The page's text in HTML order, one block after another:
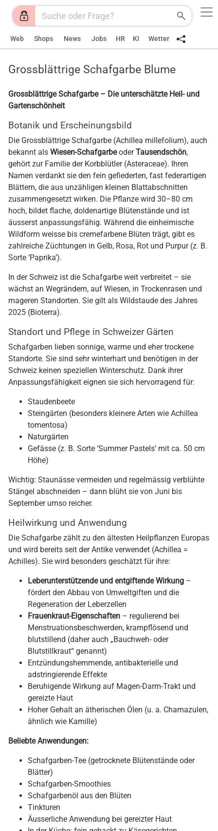
Web Shops News Jobs HR KI Wetter
Grossblättrige Schafgarbe Blume
Grossblättrige Schafgarbe – Die unterschätzte Heil- und
Gartenschönheit
Botanik und Erscheinungsbild
Die Grossblättrige Schafgarbe (Achillea millefolium), auch
bekannt als Wiesen-SchafgarbeoderTausendschön,
gehört zur Familie der Korbblütler (Asteraceae). Ihren
Namen verdankt sie den fein gefiederten, fast federartigen
Blättern, die aus unzähligen kleinen Blattabschnitten
zusammengesetzt wirken. Die Pflanze wird 30–80 cm
hoch, bildet flache, doldenartige Blütenstände und ist
äusserst anpassungsfähig. Während die einheimische
Wildform weisse bis cremefarbene Blüten trägt, gibt es
zahlreiche Züchtungen in Gelb, Rosa, Rot und Purpur (z. B.
Sorte ‘Paprika’).
In der Schweiz ist die Schafgarbe weit verbreitet – sie
wächst an Wegrändern, auf Wiesen, in Trockenrasen und
mageren Standorten. Sie gilt als Wildstaude des Jahres
2025 (Bioterra).
Standort und Pflege in Schweizer Gärten
Schafgarben lieben sonnige, warme und eher trockene
Standorte. Sie sind sehr winterhart und benötigen in der
Schweiz keinen speziellen Winterschutz. Dank ihrer
Anpassungsfähigkeit eignen sie sich hervorragend für:
Staudenbeete
Steingärten (besonders kleinere Arten wie Achillea
tomentosa)
Naturgärten
Gefässe (z. B. Sorte ‘Summer Pastels’ mit ca. 50 cm
Höhe)
Wichtig: Staunässe vermeiden und regelmässig verblühte
Stängel abschneiden – dann blüht sie von Juni bis
September umso reicher.
Heilwirkung und Anwendung
Die Schafgarbe zählt zu den ältesten Heilpflanzen Europas
und wird bereits seit der Antike verwendet (Achillea =
Achilles). Sie wird besonders geschätzt für ihre:
Leberunterstützende und entgiftende Wirkung –
fördert den Abbau von Umweltgiften und die
Regeneration der Leberzellen
Frauenkraut-Eigenschaften – regulierend bei
Menstruationsbeschwerden, krampflösend und
blutstillend (daher auch „Bauchweh- oder
Blutstillkraut“ genannt)
Entzündungshemmende, antibakterielle und
adstringierende Effekte
Beruhigende Wirkung auf Magen-Darm-Trakt und
gereizte Haut
Hoher Gehalt an ätherischen Ölen (u. a. Chamazulen,
ähnlich wie Kamille)
Beliebte Anwendungen:
Schafgarben-Tee (getrocknete Blütenstände oder
Blätter)
Schafgarben-Smoothies
Schafgarbenöl aus den Blüten
Tinkturen
Äusserliche Anwendung bei gereizter Haut